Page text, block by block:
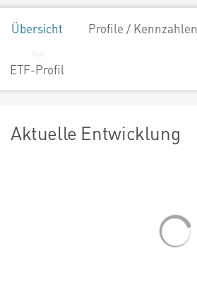
Übersicht Profile / Kennzahlen
ETF-Profil
Aktuelle Entwicklung